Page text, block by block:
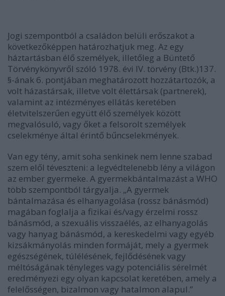
Jogi szempontból a családon belüli erőszakot a
következőképpen határozhatjuk meg. Az egy
háztartásban élő személyek, illetőleg a Büntető
Törvénykönyvről szóló 1978. évi IV. törvény (Btk.)137.
§-ának 6. pontjában meghatározott hozzátartozók, a
volt házastársak, illetve volt élettársak (partnerek),
valamint az intézményes ellátás keretében
életvitelszerűen együtt élő személyek között
megvalósuló, vagy őket a felsorolt személyek
cselekménye által érintő bűncselekmények.
Van egy tény, amit soha senkinek nem lenne szabad
szem elől téveszteni: a legvédtelenebb lény a világon
az ember gyermeke. A gyermekbántalmazást a WHO
több szempontból tárgyalja. „A gyermek
bántalmazása és elhanyagolása (rossz bánásmód)
magában foglalja a fizikai és/vagy érzelmi rossz
bánásmód, a szexuális visszaélés, az elhanyagolás
vagy hanyag bánásmód, a kereskedelmi vagy egyéb
kizsákmányolás minden formáját, mely a gyermek
egészségének, túlélésének, fejlődésének vagy
méltóságának tényleges vagy potenciális sérelmét
eredményezi egy olyan kapcsolat keretében, amely a
felelősségen, bizalmon vagy hatalmon alapul.”